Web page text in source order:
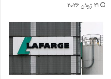
21 ژوئن 2026